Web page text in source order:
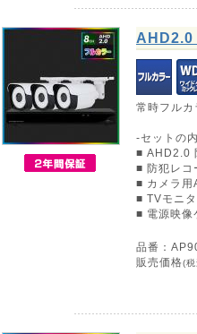
AHD2.0
常時フル
-セットの
■ AHD2.0
■ 防犯レ
■ カメラ
■ TVモニ
■ 電源映
品番：
販売価格(